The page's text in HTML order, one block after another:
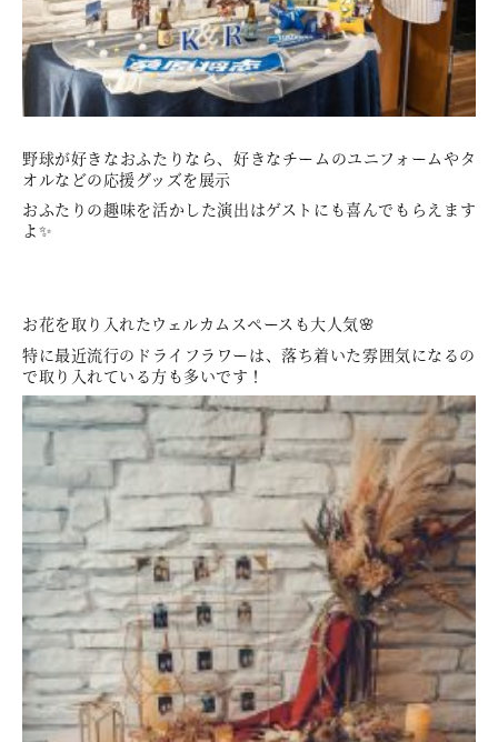
野球が好きなおふたりなら、好きなチームのユニフォームやタ
オルなどの応援グッズを展示
おふたりの趣味を活かした演出はゲストにも喜んでもらえます
よ✨
お花を取り入れたウェルカムスペースも大人気🌸
特に最近流行のドライフラワーは、落ち着いた雰囲気になるの
で取り入れている方も多いです！